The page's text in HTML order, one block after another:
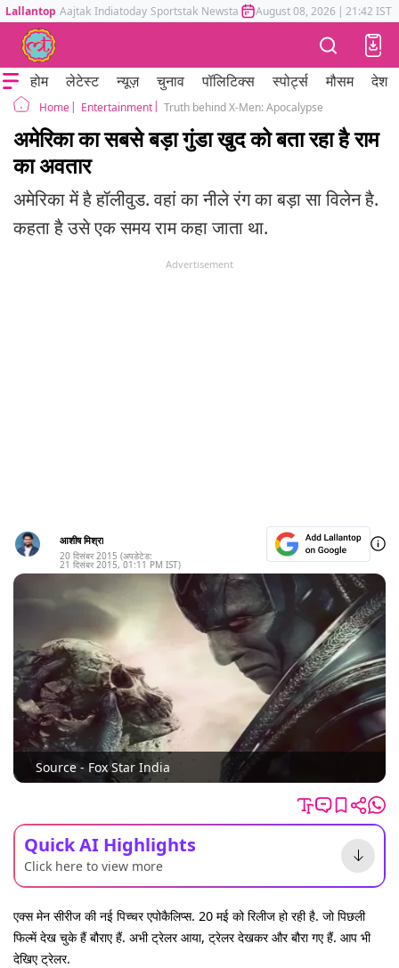
Lallantop Aajtak Indiatoday Sportstak Newstak Mumbai Tak Astrotak
August 08, 2026 | 21:42 IST
होम लेटेस्ट न्यूज़ चुनाव पॉलिटिक्स स्पोर्ट्स मौसम देश
Home Entertainment Truth behind X-Men: Apocalypse
अमेरिका का सबसे बड़ा गुंडा खुद को बता रहा है राम
का अवतार
अमेरिका में है हॉलीवुड. वहां का नीले रंग का बड़ा सा विलेन है.
कहता है उसे एक समय राम कहा जाता था.
Advertisement
आशीष मिश्रा
20 दिसंबर 2015 (अपडेटेड:
21 दिसंबर 2015, 01:11 PM IST)
Source - Fox Star India
Quick AI Highlights
Click here to view more
एक्स मेन सीरीज की नई पिच्चर एपोकैलिप्स. 20 मई को रिलीज हो रही है. जो पिछली
फिल्में देख चुके हैं बौराए हैं. अभी ट्रेलर आया, ट्रेलर देखकर और बौरा गए हैं. आप भी
देखिए ट्रेलर.